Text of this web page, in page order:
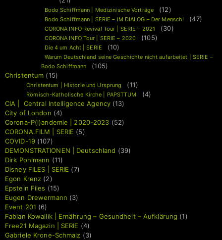
Bodo Schiffmann | Medizinische Vorträge (12)
Bodo Schiffmann | SERIE – IM DIALOG – Der Mensch! (47)
CORONA INFO Revival Tour | SERIE – 2021 (30)
CORONA INFO Tour | SERIE – 2020 (105)
Die 4 um Acht | SERIE (10)
Warum Deutschland seine Geschichte nicht aufarbeitet | SERIE –
Bodo Schiffmann
(105)
Christentum (15)
Christentum | Historie und Ursprung (11)
Römisch-Katholische Kirche | PAPSTTUM
(4)
CIA | Central Intelligence Agency(13)
City of London (4)
Corona-P(l)andemie | 2020-2023 (52)
CORONA.FILM | SERIE (5)
COVID-19(107)
DEMONSTRATIONEN | Deutschland (39)
Dirk Pohlmann (11)
Disney FILES | SERIE (7)
Egon Krenz (2)
Epstein Files (15)
Eugen Drewermann (3)
Event 201 (6)
Fabian Kowallik | Ernährung – Gesundheit – Aufklärung (1)
Free21 Magazin | SERIE (4)
Gabriele Krone-Schmalz (3)